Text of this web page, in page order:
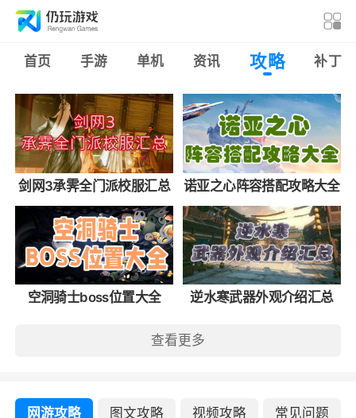
首页 手游 单机 资讯 攻略 补丁
剑网3承霁全门派校服汇总 诺亚之心阵容搭配攻略大全
空洞骑士boss位置大全 逆水寒武器外观介绍汇总
查看更多
网游攻略 图文攻略 视频攻略 常见问题